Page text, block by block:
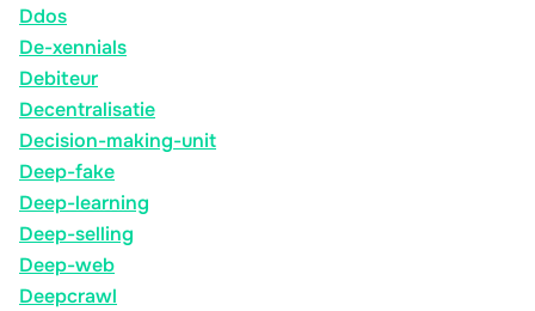
Ddos
De-xennials
Debiteur
Decentralisatie
Decision-making-unit
Deep-fake
Deep-learning
Deep-selling
Deep-web
Deepcrawl